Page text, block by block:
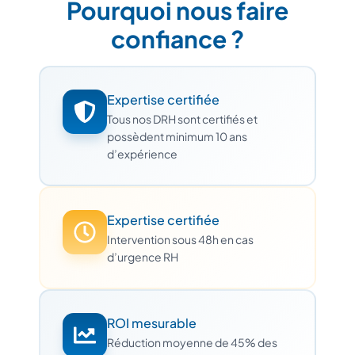
Pourquoi nous faire
confiance ?
Expertise certifiée
Tous nos DRH sont certifiés et
possèdent minimum 10 ans
d’expérience
Expertise certifiée
Intervention sous 48h en cas
d’urgence RH
ROI mesurable
Réduction moyenne de 45% des